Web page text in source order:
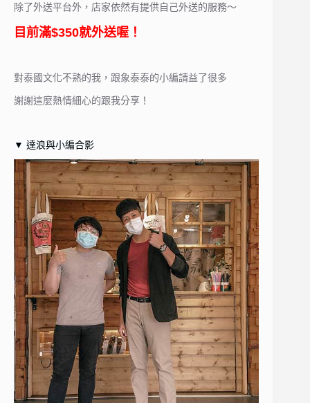
除了外送平台外，店家依然有提供自己外送的服務～
目前滿$350就外送喔！
對泰國文化不熟的我，跟象泰泰的小編請益了很多
謝謝這麼熱情細心的跟我分享！
▼ 達浪與小編合影